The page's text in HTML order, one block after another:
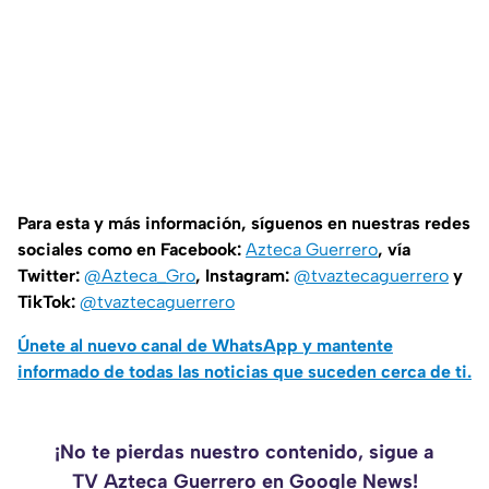
Para esta y más información, síguenos en nuestras redes
sociales como en Facebook: Azteca Guerrero, vía
Twitter: @Azteca_Gro, Instagram: @tvaztecaguerrero y
TikTok: @tvaztecaguerrero
Únete al nuevo canal de WhatsApp y mantente
informado de todas las noticias que suceden cerca de ti.
¡No te pierdas nuestro contenido, sigue a
TV Azteca Guerrero en Google News!